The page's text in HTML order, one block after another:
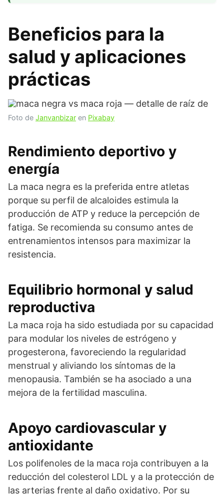
Beneficios para la
salud y aplicaciones
prácticas
Foto de Janvanbizar en Pixabay
Rendimiento deportivo y
energía
La maca negra es la preferida entre atletas
porque su perfil de alcaloides estimula la
producción de ATP y reduce la percepción de
fatiga. Se recomienda su consumo antes de
entrenamientos intensos para maximizar la
resistencia.
Equilibrio hormonal y salud
reproductiva
La maca roja ha sido estudiada por su capacidad
para modular los niveles de estrógeno y
progesterona, favoreciendo la regularidad
menstrual y aliviando los síntomas de la
menopausia. También se ha asociado a una
mejora de la fertilidad masculina.
Apoyo cardiovascular y
antioxidante
Los polifenoles de la maca roja contribuyen a la
reducción del colesterol LDL y a la protección de
las arterias frente al daño oxidativo. Por su